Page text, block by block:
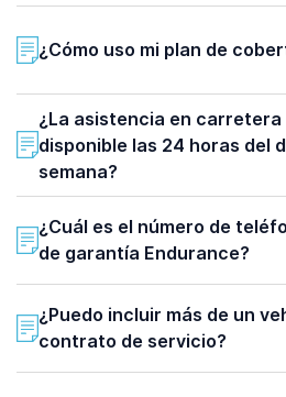
¿Cómo uso mi plan de
¿La asistencia en
disponible las 24 horas del
semana?
¿Cuál es el número de
de garantía Endurance?
¿Puedo incluir más de un
contrato de servicio?